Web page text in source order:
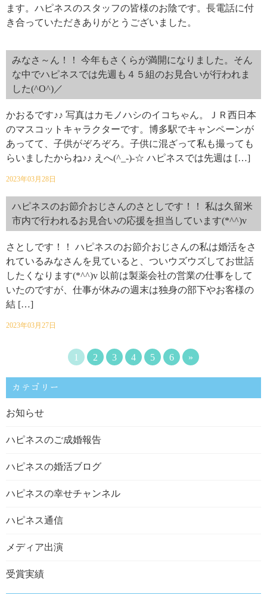
ます。ハピネスのスタッフの皆様のお陰です。長電話に付
き合っていただきありがとうございました。
みなさ～ん！！ 今年もさくらが満開になりました。そん
な中でハピネスでは先週も４５組のお見合いが行われま
した(^O^)／
かおるです♪♪ 写真はカモノハシのイコちゃん。ＪＲ西日本
のマスコットキャラクターです。博多駅でキャンペーンが
あってて、子供がぞろぞろ。子供に混ざって私も撮っても
らいましたからね♪♪ えへ(^_-)-☆ ハピネスでは先週は […]
2023年03月28日
ハピネスのお節介おじさんのさとしです！！ 私は久留米
市内で行われるお見合いの応援を担当しています(*^^)v
さとしです！！ ハピネスのお節介おじさんの私は婚活をさ
れているみなさんを見ていると、ついウズウズしてお世話
したくなります(*^^)v 以前は製薬会社の営業の仕事をして
いたのですが、仕事が休みの週末は独身の部下やお客様の
結 […]
2023年03月27日
1 2 3 4 5 6 »
カテゴリー
お知らせ
ハピネスのご成婚報告
ハピネスの婚活ブログ
ハピネスの幸せチャンネル
ハピネス通信
メディア出演
受賞実績